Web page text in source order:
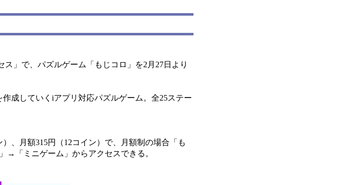
」で、パズルゲーム「もじコロ」を2月27日より
成していくiアプリ対応パズルゲーム。全25ステー
、月額315円（12コイン）で、月額制の場合「も
→「ミニゲーム」からアクセスできる。